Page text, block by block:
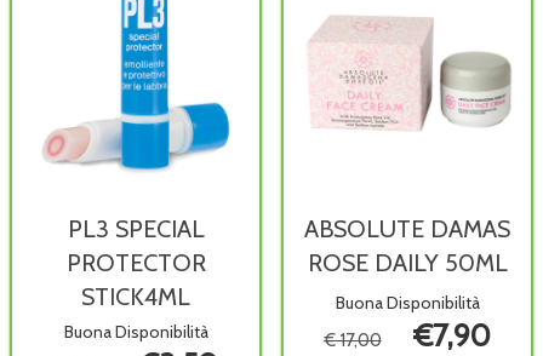
PL3 SPECIAL
PROTECTOR
STICK4ML
Buona Disponibilità
ABSOLUTE DAMAS
ROSE DAILY 50ML
Buona Disponibilità
€ 17,00 €7,90